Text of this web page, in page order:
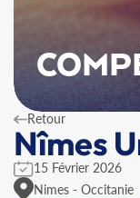
Retour
Nîmes
15 Février 2026
Nimes - Occitanie